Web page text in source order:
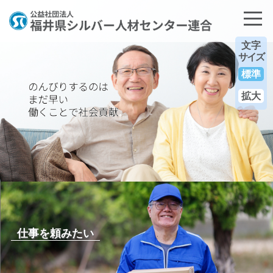
文字
サイズ
標準
拡大
仕事を頼みたい